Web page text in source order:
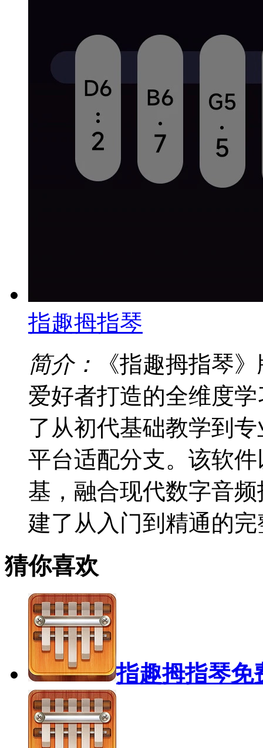
指趣拇指琴
简介：
《指趣拇指琴
爱好者打造的全维度
了从初代基础教学到
平台适配分支。该软
基，融合现代数字音
建了从入门到精通的
猜你喜欢
指趣拇指琴免